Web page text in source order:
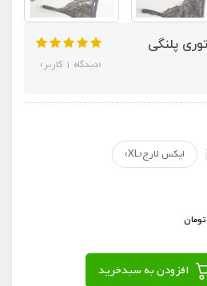
پلنگی
(دیدگاه 1 کاربر)
ایکس لارج(XL)
تومان